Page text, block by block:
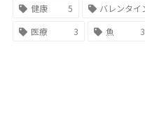
健康
5 バレンタイ
医療
3 魚 3